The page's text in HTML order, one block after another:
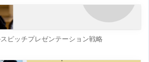
ピッチプレゼンテーション戦略